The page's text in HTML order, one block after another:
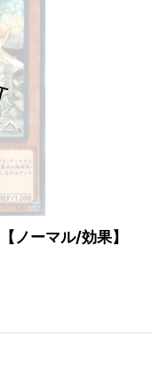
ノーマル/効果】